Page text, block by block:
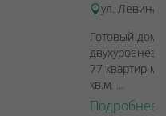
ул. Левина,
Готовый дом
77 квартир
кв.м. ...
Подробнее